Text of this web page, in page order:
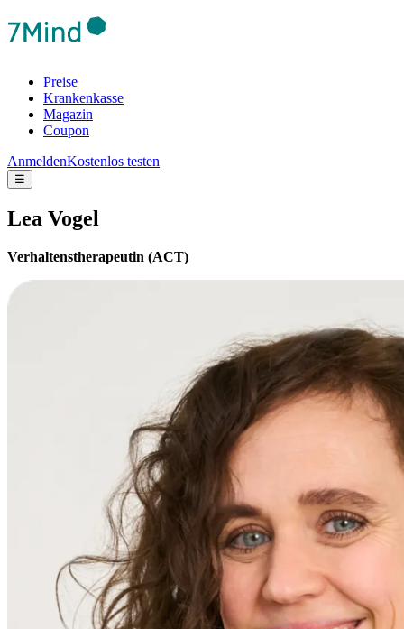
Preise
Krankenkasse
Magazin
Coupon
AnmeldenKostenlos testen
☰
Lea Vogel
Verhaltenstherapeutin (ACT)